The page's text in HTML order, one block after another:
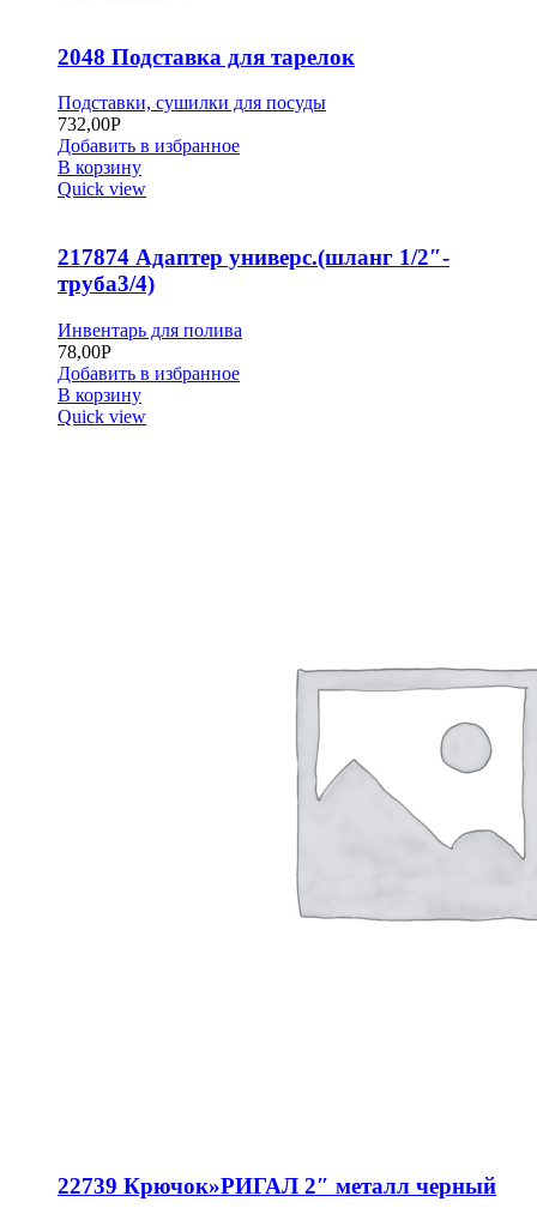
2048 Подставка для тарелок
Подставки, сушилки для посуды
732,00Р
Добавить в избранное
В корзину
Quick view
217874 Адаптер универс.(шланг 1/2″-
труба3/4)
Инвентарь для полива
78,00Р
Добавить в избранное
В корзину
Quick view
22739 Крючок»РИГАЛ 2″ металл черный